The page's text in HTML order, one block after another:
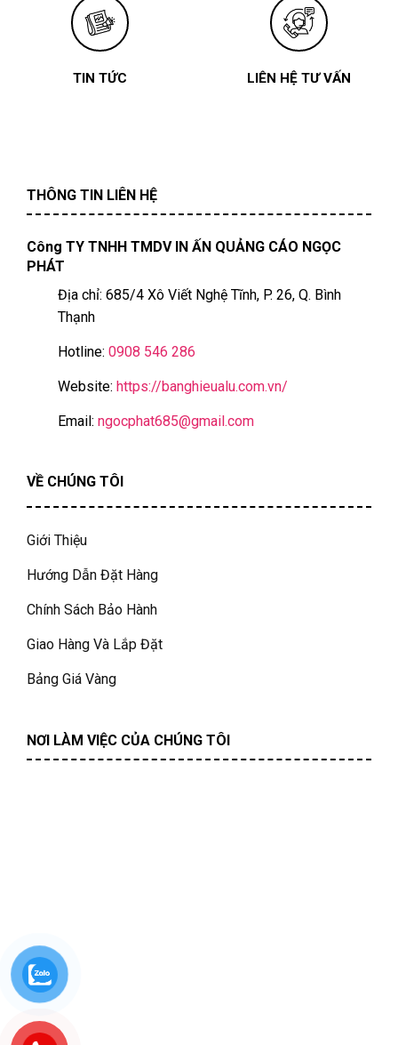
TIN TỨC LIÊN HỆ TƯ VẤN
THÔNG TIN LIÊN HỆ
Công TY TNHH TMDV IN ẤN QUẢNG CÁO NGỌC
PHÁT
Địa chỉ: 685/4 Xô Viết Nghệ Tĩnh, P. 26, Q. Bình
Thạnh
Hotline: 0908 546 286
Website: https://banghieualu.com.vn/
Email: ngocphat685@gmail.com
VỀ CHÚNG TÔI
Giới Thiệu
Hướng Dẫn Đặt Hàng
Chính Sách Bảo Hành
Giao Hàng Và Lắp Đặt
Bảng Giá Vàng
NƠI LÀM VIỆC CỦA CHÚNG TÔI